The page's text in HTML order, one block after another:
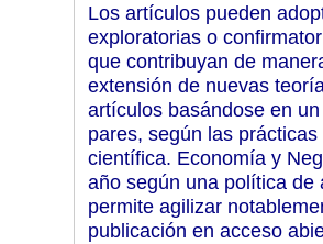
Los artículos pueden
exploratorias o
que contribuyan de
extensión de nuevas
artículos basándose en
pares, según las
científica. Economía y
año según una política
permite agilizar
publicación en acceso